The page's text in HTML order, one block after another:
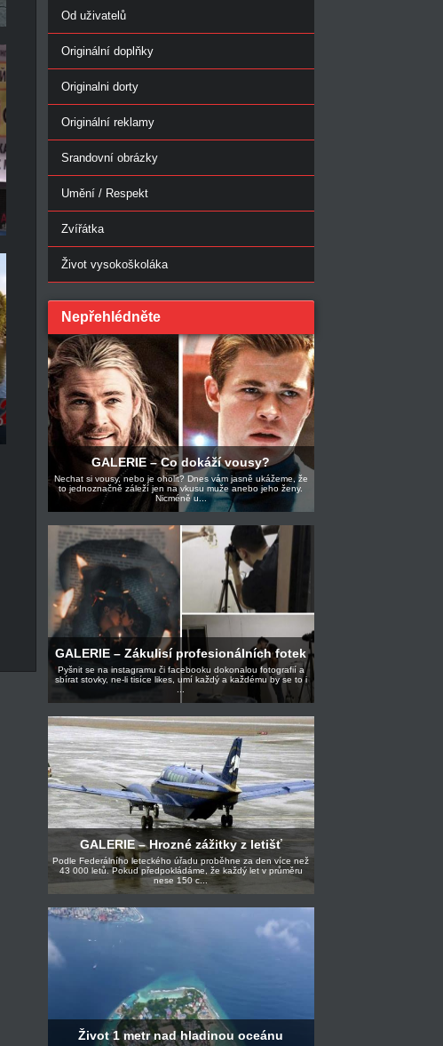
Od uživatelů
Originální doplňky
Originalni dorty
Originální reklamy
Srandovní obrázky
Umění / Respekt
Zvířátka
Život vysokoškoláka
Nepřehlédněte
GALERIE – Co dokáží vousy?
Nechat si vousy, nebo je oholit? Dnes vám jasně ukážeme, že
to jednoznačně záleží jen na vkusu muže anebo jeho ženy.
Nicméně u...
GALERIE – Zákulisí profesionálních fotek
Pyšnit se na instagramu či facebooku dokonalou fotografií a
sbírat stovky, ne-li tisíce likes, umí každý a každému by se to i
...
GALERIE – Hrozné zážitky z letišť
Podle Federálního leteckého úřadu proběhne za den více než
43 000 letů. Pokud předpokládáme, že každý let v průměru
nese 150 c...
Život 1 metr nad hladinou oceánu